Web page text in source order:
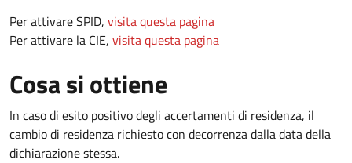
Per attivare SPID, visita questa pagina
Per attivare la CIE, visita questa pagina
Cosa si ottiene
In caso di esito positivo degli accertamenti di residenza, il
cambio di residenza richiesto con decorrenza dalla data della
dichiarazione stessa.